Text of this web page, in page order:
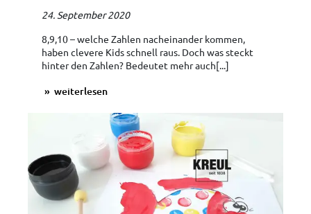
24. September 2020
8,9,10 – welche Zahlen nacheinander kommen,
haben clevere Kids schnell raus. Doch was steckt
hinter den Zahlen? Bedeutet mehr auch[...]
weiterlesen